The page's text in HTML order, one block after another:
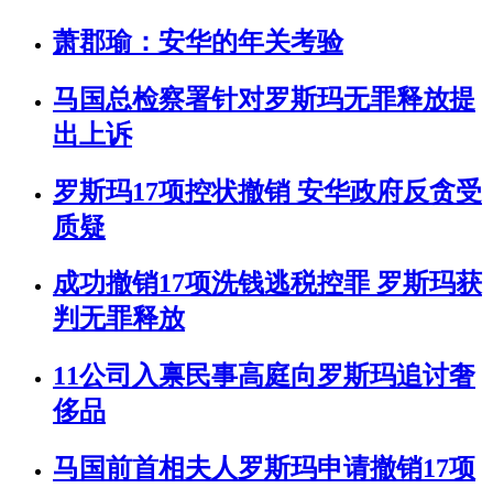
萧郡瑜：安华的年关考验
马国总检察署针对罗斯玛无罪释放提
出上诉
罗斯玛17项控状撤销 安华政府反贪受
质疑
成功撤销17项洗钱逃税控罪 罗斯玛获
判无罪释放
11公司入禀民事高庭向罗斯玛追讨奢
侈品
马国前首相夫人罗斯玛申请撤销17项